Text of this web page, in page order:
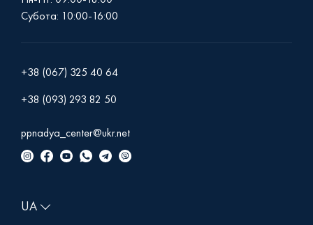
Субота: 10:00-16:00
+38 (067) 325 40 64
+38 (093) 293 82 50
ppnadya_center@ukr.net